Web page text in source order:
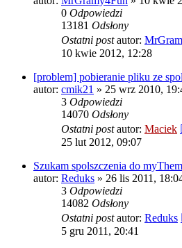
0 Odpowiedzi
13181 Odsłony
Ostatni postautor:
10 kwie 2012, 12:28
[problem] pobieranie pliku ze
autor: cmik21 » 25 wrz 2010,
3 Odpowiedzi
14070 Odsłony
Ostatni postautor: Maciek
25 lut 2012, 09:07
Szukam spolszczenia do
autor: Reduks » 26 lis 2011,
3 Odpowiedzi
14082 Odsłony
Ostatni postautor: Reduks
5 gru 2011, 20:41